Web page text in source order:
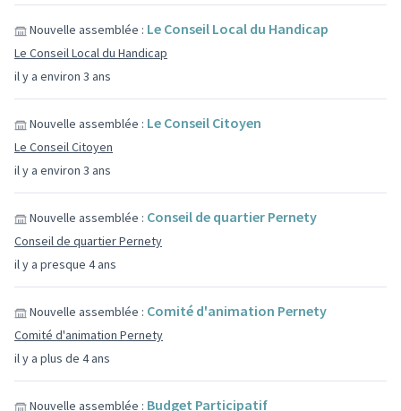
il y a environ 3 ans
Nouvelle assemblée : Le Conseil Local du Handicap
Le Conseil Local du Handicap
il y a environ 3 ans
Nouvelle assemblée : Le Conseil Citoyen
Le Conseil Citoyen
il y a presque 4 ans
Nouvelle assemblée : Conseil de quartier Pernety
Conseil de quartier Pernety
il y a plus de 4 ans
Nouvelle assemblée : Comité d'animation Pernety
Comité d'animation Pernety
Nouvelle assemblée : Budget Participatif